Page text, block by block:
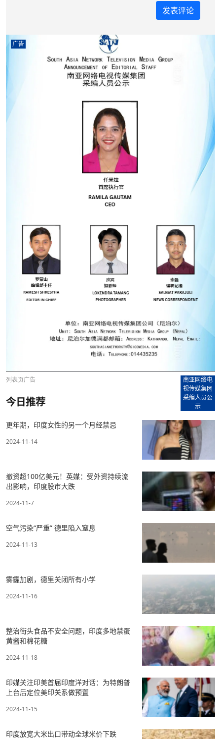
广告
列表页广告
南亚网络电
视传媒集团
采编人员公
示
今日推荐
更年期，印度女性的另一个月经禁忌
2024-11-14
撤资超100亿美元！英媒：受外资持续流
出影响，印度股市大跌
2024-11-7
空气污染“严重” 德里陷入窒息
2024-11-13
雾霾加剧，德里关闭所有小学
2024-11-16
整治街头食品不安全问题，印度多地禁蛋
黄酱和棉花糖
2024-11-18
印媒关注印美首届印度洋对话：为特朗普
上台后定位美印关系做预置
2024-11-15
印度放宽大米出口带动全球米价下跌